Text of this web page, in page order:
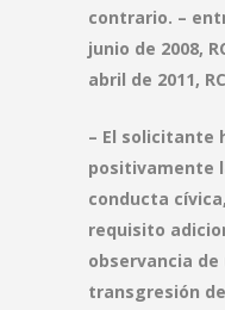
contrario. –
junio de 2008,
abril de 2011,
– El solicitante
positivamente
conducta
requisito
observancia
transgresión